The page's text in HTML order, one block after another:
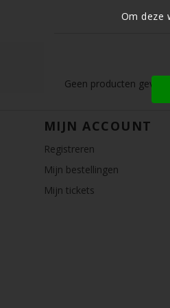
Om deze
Geen producten
MIJN ACCOUNT
Registreren
Mijn bestellingen
Mijn tickets